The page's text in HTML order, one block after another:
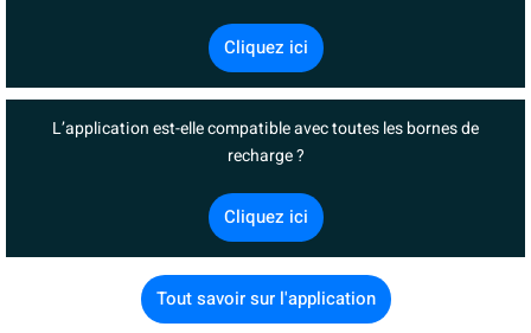
Cliquez ici
L’application est-elle compatible avec toutes les bornes de
recharge ?
Cliquez ici
Tout savoir sur l'application